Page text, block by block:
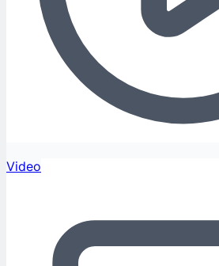
Video